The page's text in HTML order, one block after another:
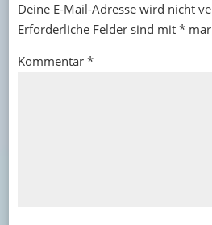
Deine E-Mail-Adresse wird nicht
Erforderliche Felder sind mit *
Kommentar *